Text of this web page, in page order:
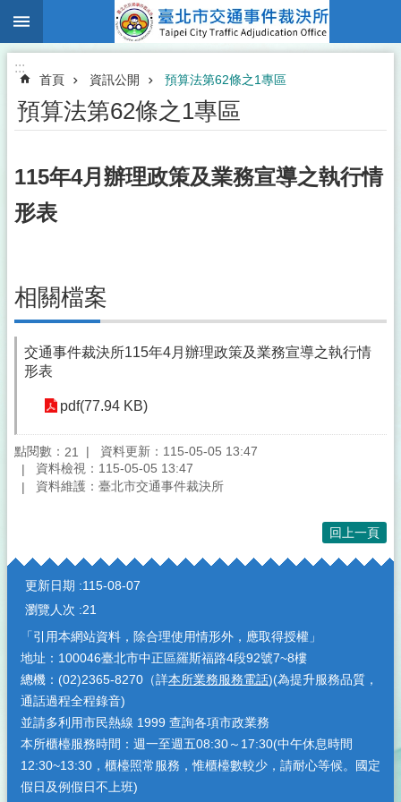
跳到主要內容區塊
:::
首頁 資訊公開 預算法第62條之1專區
預算法第62條之1專區
115年4月辦理政策及業務宣導之執行情
形表
相關檔案
交通事件裁決所115年4月辦理政策及業務宣導之執行情
形表
pdf(77.94 KB)
點閱數： 21
資料更新：115-05-05 13:47
資料檢視：115-05-05 13:47
資料維護：臺北市交通事件裁決所
回上一頁
:::
更新日期
115-08-07
瀏覽人次
21
「引用本網站資料，除合理使用情形外，應取得授權」
地址：100046臺北市中正區羅斯福路4段92號7~8樓
總機：(02)2365-8270（詳本所業務服務電話)(為提升服務品質，
通話過程全程錄音)
並請多利用市民熱線 1999 查詢各項市政業務
本所櫃檯服務時間：週一至週五08:30～17:30(中午休息時間
12:30~13:30，櫃檯照常服務，惟櫃檯數較少，請耐心等候。國定
假日及例假日不上班)